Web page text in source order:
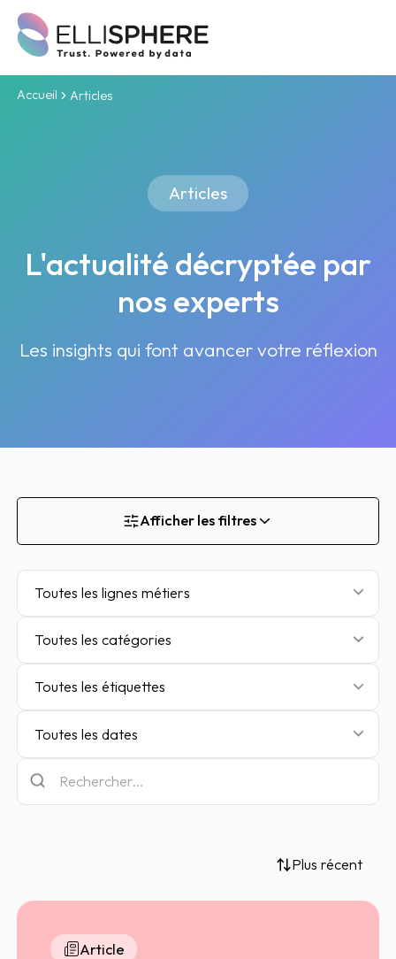
Accueil Articles
Articles
L'actualité décryptée par
nos experts
Les insights qui font avancer votre réflexion
Afficher les filtres
Toutes les lignes métiers
Toutes les catégories
Toutes les étiquettes
Toutes les dates
Plus récent
Article